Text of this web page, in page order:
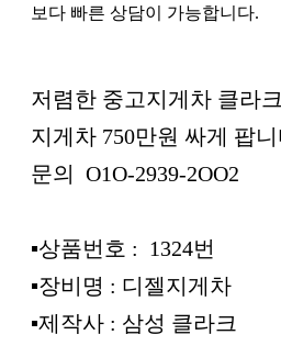
보다 빠른 상담이 가능합니다.
본문
저렴한 중고지게차 클라
지게차 750만원 싸게 팝
문의 O1O-2939-2OO2
▪︎상품번호 : 1324번
▪︎장비명 : 디젤지게차
▪︎제작사 : 삼성 클라크